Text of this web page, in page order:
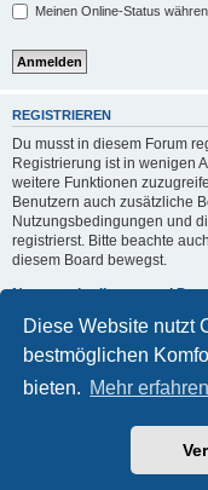
Diese Website nutzt
bestmöglichen
bieten. Mehr erfahren
Meinen Online-Status
REGISTRIEREN
Du musst in diesem Forum
Registrierung ist in wenigen
weitere Funktionen
Benutzern auch zusätzliche
Nutzungsbedingungen und
registrierst. Bitte beachte
diesem Board bewegst.
Nutzungsbedingungen|
Registrieren
Powered by